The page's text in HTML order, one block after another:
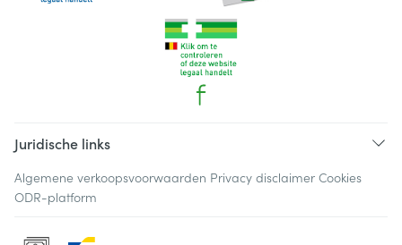
Juridische links
Algemene verkoopsvoorwaarden Privacy disclaimer Cookies
ODR-platform